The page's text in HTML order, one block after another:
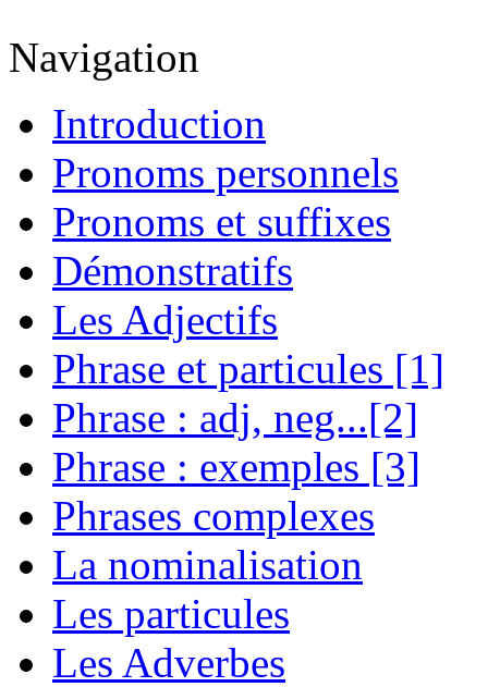
Navigation
Introduction
Pronoms personnels
Pronoms et suffixes
Démonstratifs
Les Adjectifs
Phrase et particules [1]
Phrase : adj, neg...[2]
Phrase : exemples [3]
Phrases complexes
La nominalisation
Les particules
Les Adverbes